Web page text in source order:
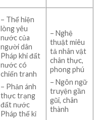
– Thể hiện
lòng yêu
nước của
người dân
Pháp khi đất
nước có
chiến tranh
– Phản ánh
thực trạng
đất nước
Pháp thế kỉ
– Nghệ
thuật miêu
tả nhân vật
chân thực,
phong phú
– Ngôn ngữ
truyện gần
gũi, chân
thành